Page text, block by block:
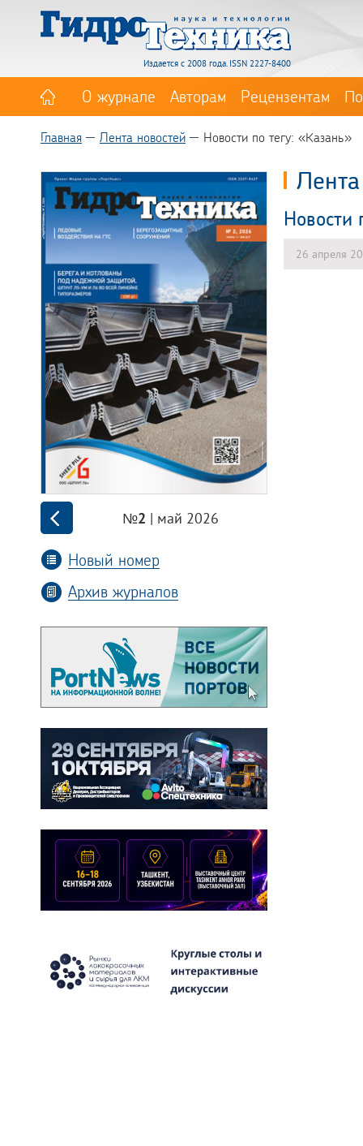
Издается с 2008 года. ISSN 2227-8400
О журнале Авторам Рецензентам
Главная Лента новостей Новости по тегу: «Казань»
№2 | май 2026
Новый номер
Архив журналов
Новости
26 апреля